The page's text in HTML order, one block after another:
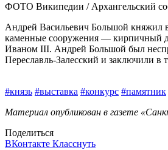
ФОТО Википедии / Архангельский
Андрей Васильевич Большой княжил
каменные сооружения — кирпичный
Иваном III. Андрей Большой был
Переславль-Залесский и заключили
#князь #выставка #конкурс #памятник
Материал опубликован в газете
Поделиться
ВКонтакте Класснуть